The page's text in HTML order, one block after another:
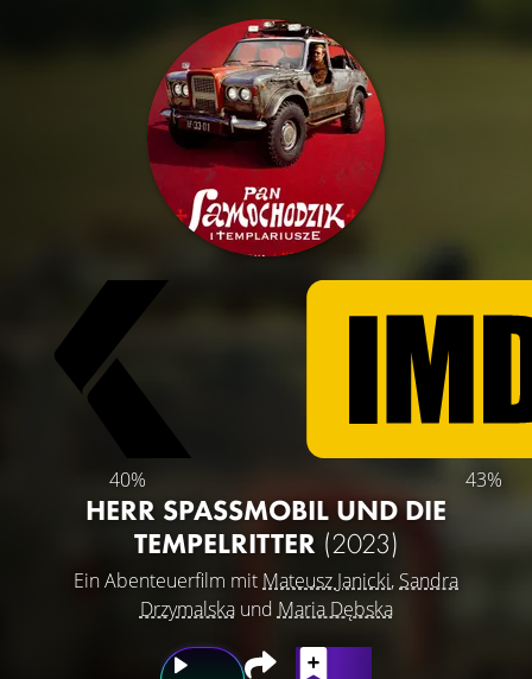
40% 43%
HERR SPASSMOBIL UND DIE T
EMPELRITTER (2023)
Ein Abenteuerfilm mit Mateusz Janicki, Sandra
Drzymalskaund Maria Dębska